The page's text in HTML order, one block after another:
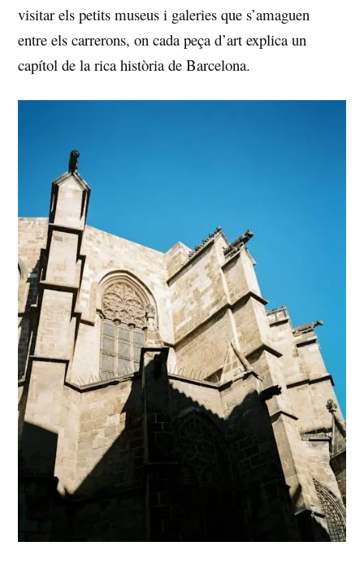
‍visitar els petits museus ‍i galeries que s’amaguen
entre ‍els carrerons, on⁤ cada peça d’art explica un
capítol de la rica ​història de Barcelona.